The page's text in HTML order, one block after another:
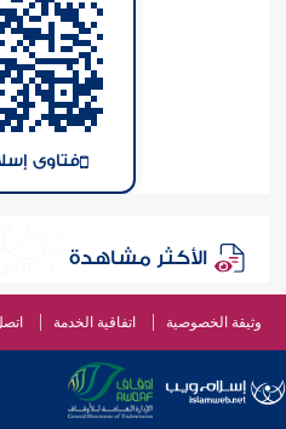
فتاوى
الأكثر مشاهدة
وثيقة الخصوصية اتفاقية الخدمة